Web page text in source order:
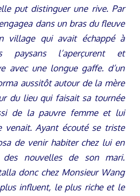
put distinguer une rive. Par
dans un bras du fleuve
village qui avait échappé à
paysans l’aperçurent et
avec une longue gaffe. d’un
aussitôt autour de la mère
du lieu qui faisait sa tournée
de la pauvre femme et lui
venait. Ayant écouté se triste
de venir habiter chez lui en
des nouvelles de son mari.
donc chez Monsieur Wang
influent, le plus riche et le